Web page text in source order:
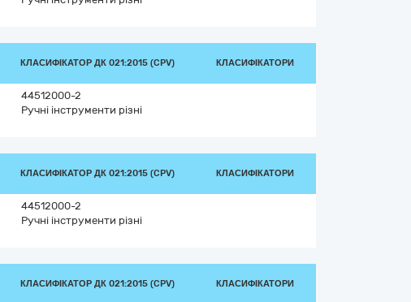
КЛАСИФІКАТОР ДК 021:2015 (CPV) КЛАСИФІКАТОРИ
44512000-2
Ручні інструменти різні
КЛАСИФІКАТОР ДК 021:2015 (CPV) КЛАСИФІКАТОРИ
44512000-2
Ручні інструменти різні
КЛАСИФІКАТОР ДК 021:2015 (CPV) КЛАСИФІКАТОРИ